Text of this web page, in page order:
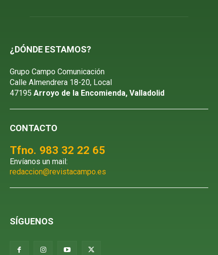
¿DÓNDE ESTAMOS?
Grupo Campo Comunicación
Calle Almendrera 18-20, Local
47195 Arroyo de la Encomienda, Valladolid
CONTACTO
Tfno. 983 32 22 65
Envíanos un mail:
redaccion@revistacampo.es
SÍGUENOS